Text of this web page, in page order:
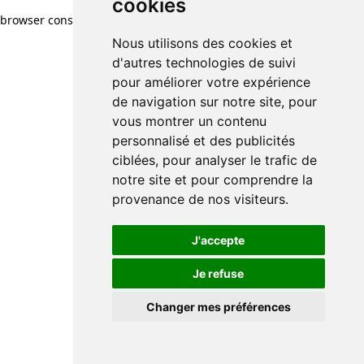
cookies
Nous utilisons des cookies et
d'autres technologies de suivi
pour améliorer votre expérience
de navigation sur notre site, pour
vous montrer un contenu
personnalisé et des publicités
ciblées, pour analyser le trafic de
notre site et pour comprendre la
provenance de nos visiteurs.
J'accepte
Je refuse
Changer mes préférences
browser console for more information)